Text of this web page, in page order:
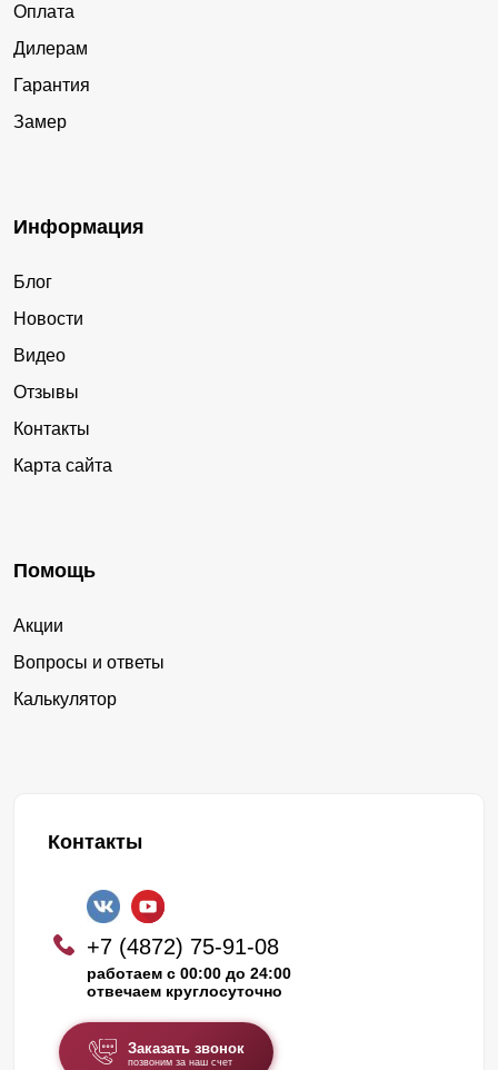
Оплата
Дилерам
Гарантия
Замер
Информация
Блог
Новости
Видео
Отзывы
Контакты
Карта сайта
Помощь
Акции
Вопросы и ответы
Калькулятор
Контакты
+7 (4872) 75-91-08
работаем с 00:00 до 24:00
отвечаем круглосуточно
Заказать звонок
позвоним за наш счет